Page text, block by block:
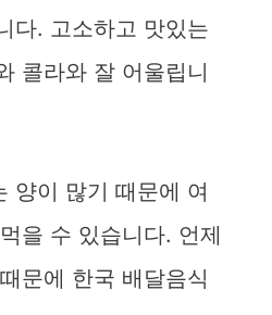
다. 고소하고 맛있는
콜라와 잘 어울립니
양이 많기 때문에 여
을 수 있습니다. 언제
문에 한국 배달음식